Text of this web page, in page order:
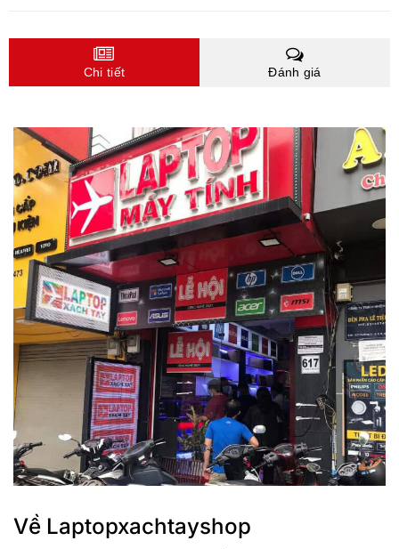
Chi tiết Đánh giá
Về Laptopxachtayshop